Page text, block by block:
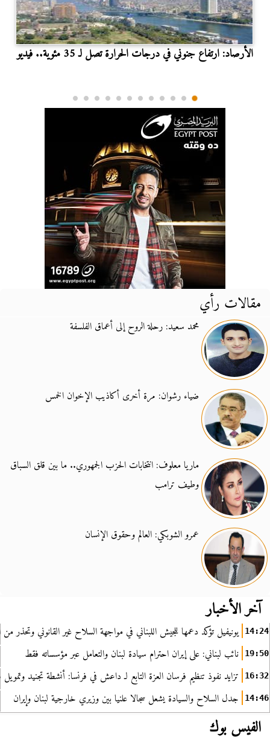
الأرصاد: ارتفاع جنوني في درجات الحرارة تصل لـ 35 مئوية.. فيديو
مقالات رأي
محمد سعيد: رحلة الروح إلى أعماق الفلسفة
ضياء رشوان: مرة أخرى أكاذيب الإخوان الخمس
ماريا معلوف: انتخابات الحزب الجمهوري.. ما بين قلق السباق
وطيف ترامب
عمرو الشوبكي: العالم وحقوق الإنسان
آخر الأخبار
14:24 يونيفيل تؤكد دعمها للجيش اللبناني في مواجهة السلاح غير القانوني وتحذر من
19:50 نائب لبناني: على إيران احترام سيادة لبنان والتعامل عبر مؤسساته فقط
16:32 تزايد نفوذ تنظيم فرسان العزة التابع لـ داعش في فرنسا: أنشطة تجنيد
14:46 جدل السلاح والسيادة يشعل سجالا علنيا بين وزيري خارجية لبنان وإيران
الفيس بوك